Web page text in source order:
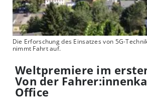
Die Erforschung des Einsatzes von 5G-
nimmt Fahrt auf.
Weltpremiere im
Von der
Office